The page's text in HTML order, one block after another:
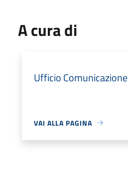
A cura di
Ufficio Comunicazione
VAI ALLA PAGINA